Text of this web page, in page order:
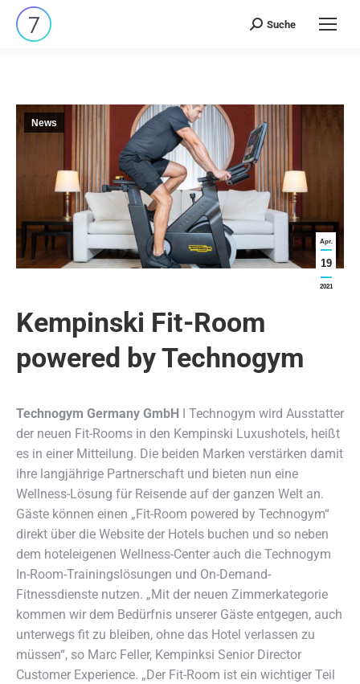
Search:
Suche
Apr.
19
2021
News
Kempinski Fit-Room
powered by Technogym
Technogym Germany GmbH ǀ Technogym wird Ausstatter
der neuen Fit-Rooms in den Kempinski Luxushotels, heißt
es in einer Mitteilung. Die beiden Marken verstärken damit
ihre langjährige Partnerschaft und bieten nun eine
Wellness-Lösung für Reisende auf der ganzen Welt an.
Gäste können einen „Fit-Room powered by Technogym“
direkt über die Website der Hotels buchen und so neben
dem hoteleigenen Wellness-Center auch die Technogym
In-Room-Trainingslösungen und On-Demand-
Fitnessdienste nutzen. „Mit der neuen Zimmerkategorie
kommen wir dem Bedürfnis unserer Gäste entgegen, auch
unterwegs fit zu bleiben, ohne das Hotel verlassen zu
müssen“, so Marc Feller, Kempinksi Senior Director
Customer Experience. „Der Fit-Room ist ein wichtiger Teil